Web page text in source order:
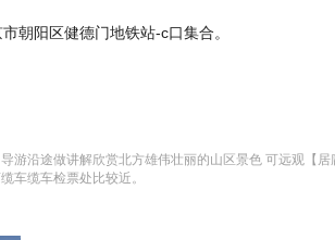
朝阳区健德门地铁站-c口集合。
游沿途做讲解欣赏北方雄伟壮丽的山区景色 可远观【居
车缆车检票处比较近。